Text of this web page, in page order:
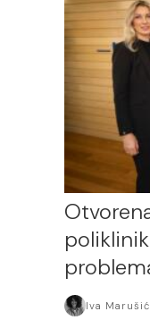
Iva Marušić